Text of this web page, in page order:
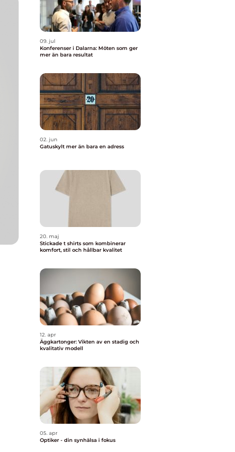
09. jul
Konferenser i Dalarna: Möten som ger
mer än bara resultat
02. jun
Gatuskylt mer än bara en adress
20. maj
Stickade t shirts som kombinerar
komfort, stil och hållbar kvalitet
12. apr
Äggkartonger: Vikten av en stadig och
kvalitativ modell
05. apr
Optiker - din synhälsa i fokus